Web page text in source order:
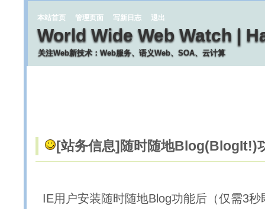
本站首页 管理页面 写新日志 退出
World Wide Web Watch |
关注Web新技术：Web服务、语义Web、SOA、云计算
[站务信息] 随时随地Blog(BlogIt!)
IE用户安装随时随地Blog功能后（仅需3秒